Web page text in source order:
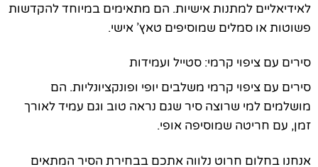
לאידיאליים למתנות אישיות. הם מתאימים במיוחד להקדשות
פשוטות או סמלים שמוסיפים טאץ’ אישי.
סירים עם ציפוי קרמי: סטייל ועמידות
סירים עם ציפוי קרמי משלבים יופי ופונקציונליות. הם
מושלמים למי שרוצה סיר שגם נראה טוב וגם עמיד לאורך
זמן, עם חריטה שמוסיפה אופי.
אנחנו בחלום חרוט נלווה אתכם בבחירת הסיר המתאים